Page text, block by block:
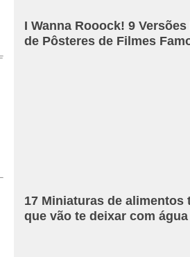
I Wanna Rooock! 9 Versões
de Pôsteres de Filmes
17 Miniaturas de alimentos
que vão te deixar com